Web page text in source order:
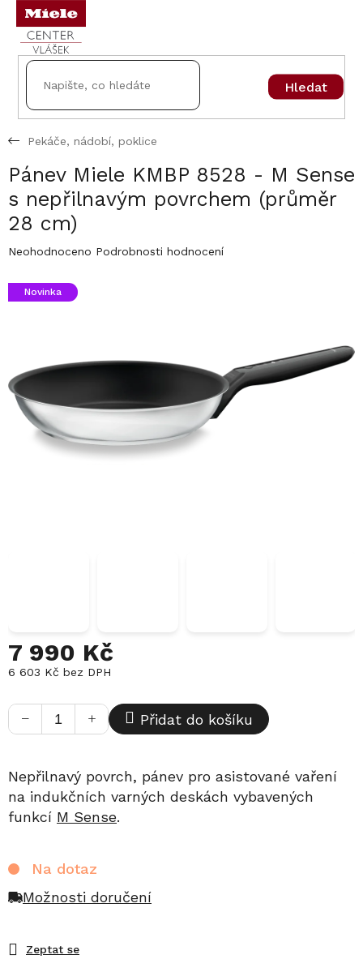
Přejít
obsah
Hledat
Pekáče, nádobí, poklice
Pánev Miele KMBP 8528 - M Sense
s nepřilnavým povrchem (průměr
28 cm)
Průměrné
produktu
Neohodnoceno Podrobnosti hodnocení
Novinka
7 990 Kč
6 603 Kč bez DPH
cena:
+
− Přidat do košíku
Nepřilnavý povrch, pánev pro asistované vaření
na indukčních varných deskách vybavených
funkcí M Sense.
Zeptat se
Na dotaz
Možnosti doručení